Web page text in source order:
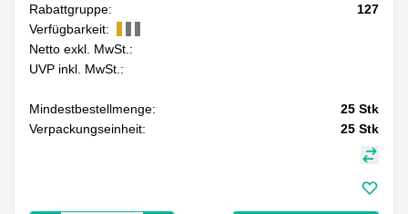
Rabattgruppe:
127
Verfügbarkeit:
Netto exkl. MwSt.:
UVP inkl. MwSt.:
Mindestbestellmenge: 25 Stk
Verpackungseinheit:
25 Stk